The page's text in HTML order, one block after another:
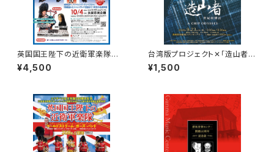
英国国王陛下の近衛軍楽隊 B
席 ご希望の席をご指定くださ
い。
¥4,500
台湾版プロジェクト✕「造山者」
ー枚のチップが、世界を変えるー
ドキュメンタリー上映
¥1,500